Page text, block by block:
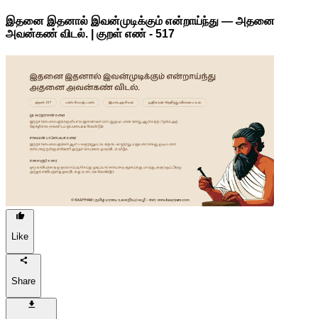
இதனை இதனால் இவன்முடிக்கும் என்றாய்ந்து — அதனை
அவன்கண் விடல். | குறள் எண் - 517
Like
Share